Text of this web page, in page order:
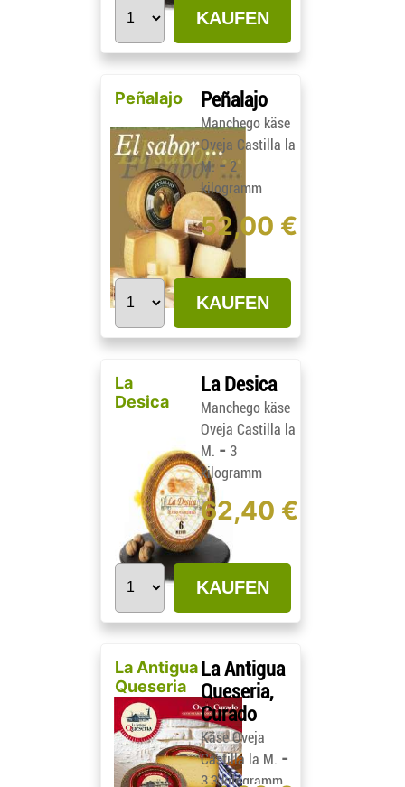
KAUFEN
Peñalajo Peñalajo
Manchego käse
Oveja Castilla la
M. - 2
kilogramm
52,00 €
KAUFEN
La
Desica
La Desica
Manchego käse
Oveja Castilla la
M. - 3
kilogramm
62,40 €
KAUFEN
La Antigua
Queseria
La Antigua
Queseria,
Curado
Käse Oveja
Castilla la M. -
3,3 kilogramm